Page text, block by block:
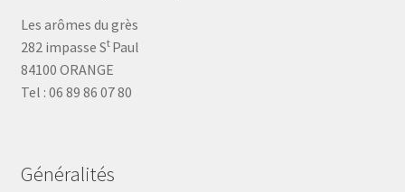
Les arômes du grès
282 impasse St Paul
84100 ORANGE
Tel : 06 89 86 07 80
Généralités